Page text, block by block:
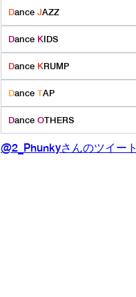
Dance JAZZ
Dance KIDS
Dance KRUMP
Dance TAP
Dance OTHERS
@2_Phunkyさんのツイート